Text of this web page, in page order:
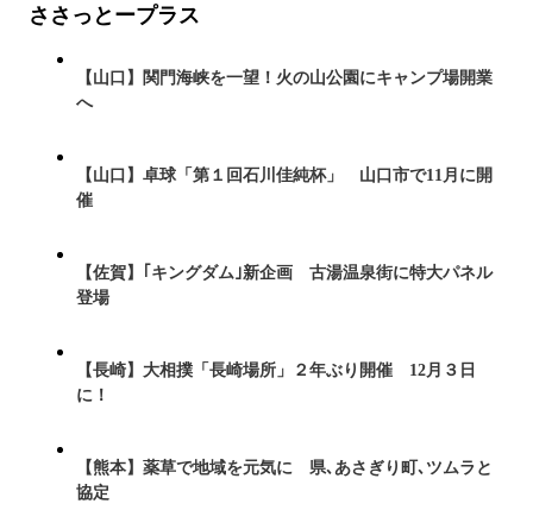
ささっとープラス
【山口】関門海峡を一望！火の山公園にキャンプ場開業
へ
【山口】卓球「第１回石川佳純杯」 山口市で11月に開
催
【佐賀】｢キングダム｣新企画 古湯温泉街に特大パネル
登場
【長崎】大相撲「長崎場所」２年ぶり開催 12月３日
に！
【熊本】薬草で地域を元気に 県､あさぎり町､ツムラと
協定